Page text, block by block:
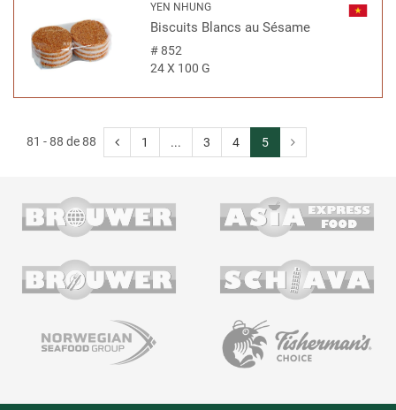
YEN NHUNG
Biscuits Blancs au Sésame
#852
24 X 100 G
81 - 88 de 88 1 ... 3 4 5